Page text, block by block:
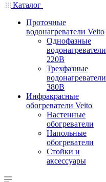
Каталог
Проточные
водонагреватели Veito
Однофазные
водонагреватели
220В
Трехфазные
водонагреватели
380В
Инфракрасные
обогреватели Veito
Настенные
обогреватели
Напольные
обогреватели
Стойки и
аксессуары